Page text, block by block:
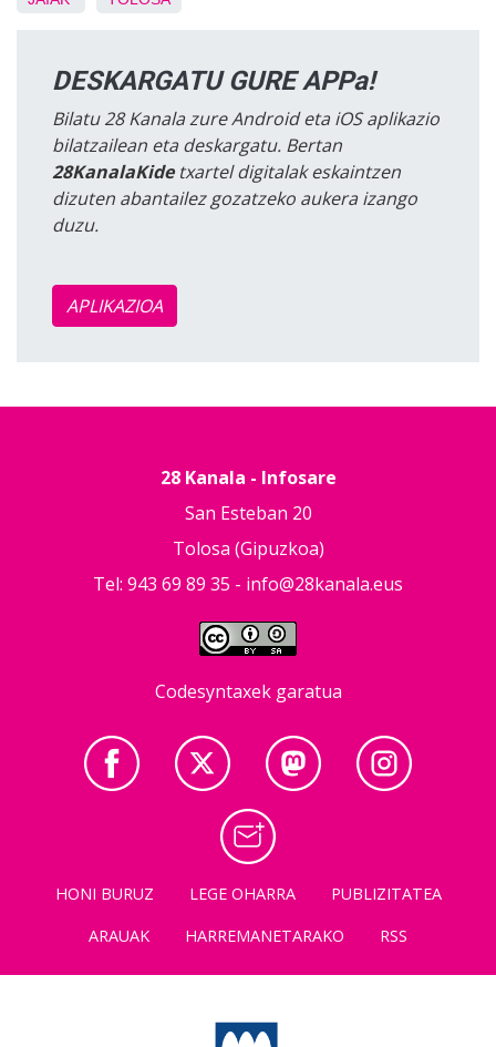
DESKARGATU GURE APPa!
Bilatu 28 Kanala zure Android eta iOS aplikazio
bilatzailean eta deskargatu. Bertan
28KanalaKidetxartel digitalak eskaintzen
dizuten abantailez gozatzeko aukera izango
duzu.
APLIKAZIOA
28 Kanala - Infosare
San Esteban 20
Tolosa (Gipuzkoa)
Tel: 943 69 89 35 - info@28kanala.eus
Codesyntaxek garatua
HONI BURUZ LEGE OHARRA
PUBLIZITATEA
ARAUAK
HARREMANETARAKO RSS